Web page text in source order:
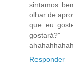
sintamos
olhar de
que eu
gostará?"
Responder